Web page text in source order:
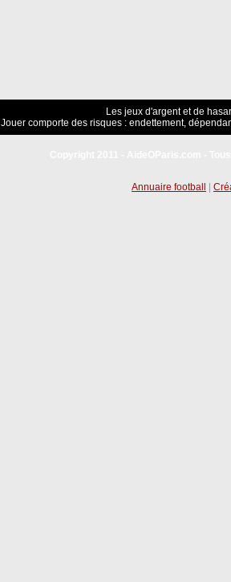
Les jeux d'argent et de
Jouer comporte des risques : endettement,
Annuaire football